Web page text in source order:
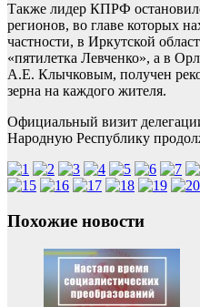
Также лидер КПРФ
регионов, во главе которых
частности, в Иркутской
«пятилетка Левченко», а в
А.Е. Клычковым, получен
зерна на каждого жителя.
Официальный визит
Народную Республику
Похожие новости